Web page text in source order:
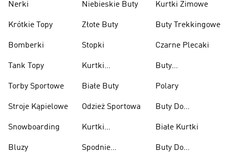
Nerki
Krótkie Topy
Bomberki
Tank Topy
Torby Sportowe
Stroje Kąpielowe
Snowboarding
Bluzy
Niebieskie Buty
Złote Buty
Stopki
Kurtki
Białe Buty
Odzież Sportowa
Kurtki
Spodnie
Kurtki Zimowe
Buty Trekkingowe
Czarne Plecaki
Buty
Polary
Buty Do
Ciężarów
Białe Kurtki
Buty Do